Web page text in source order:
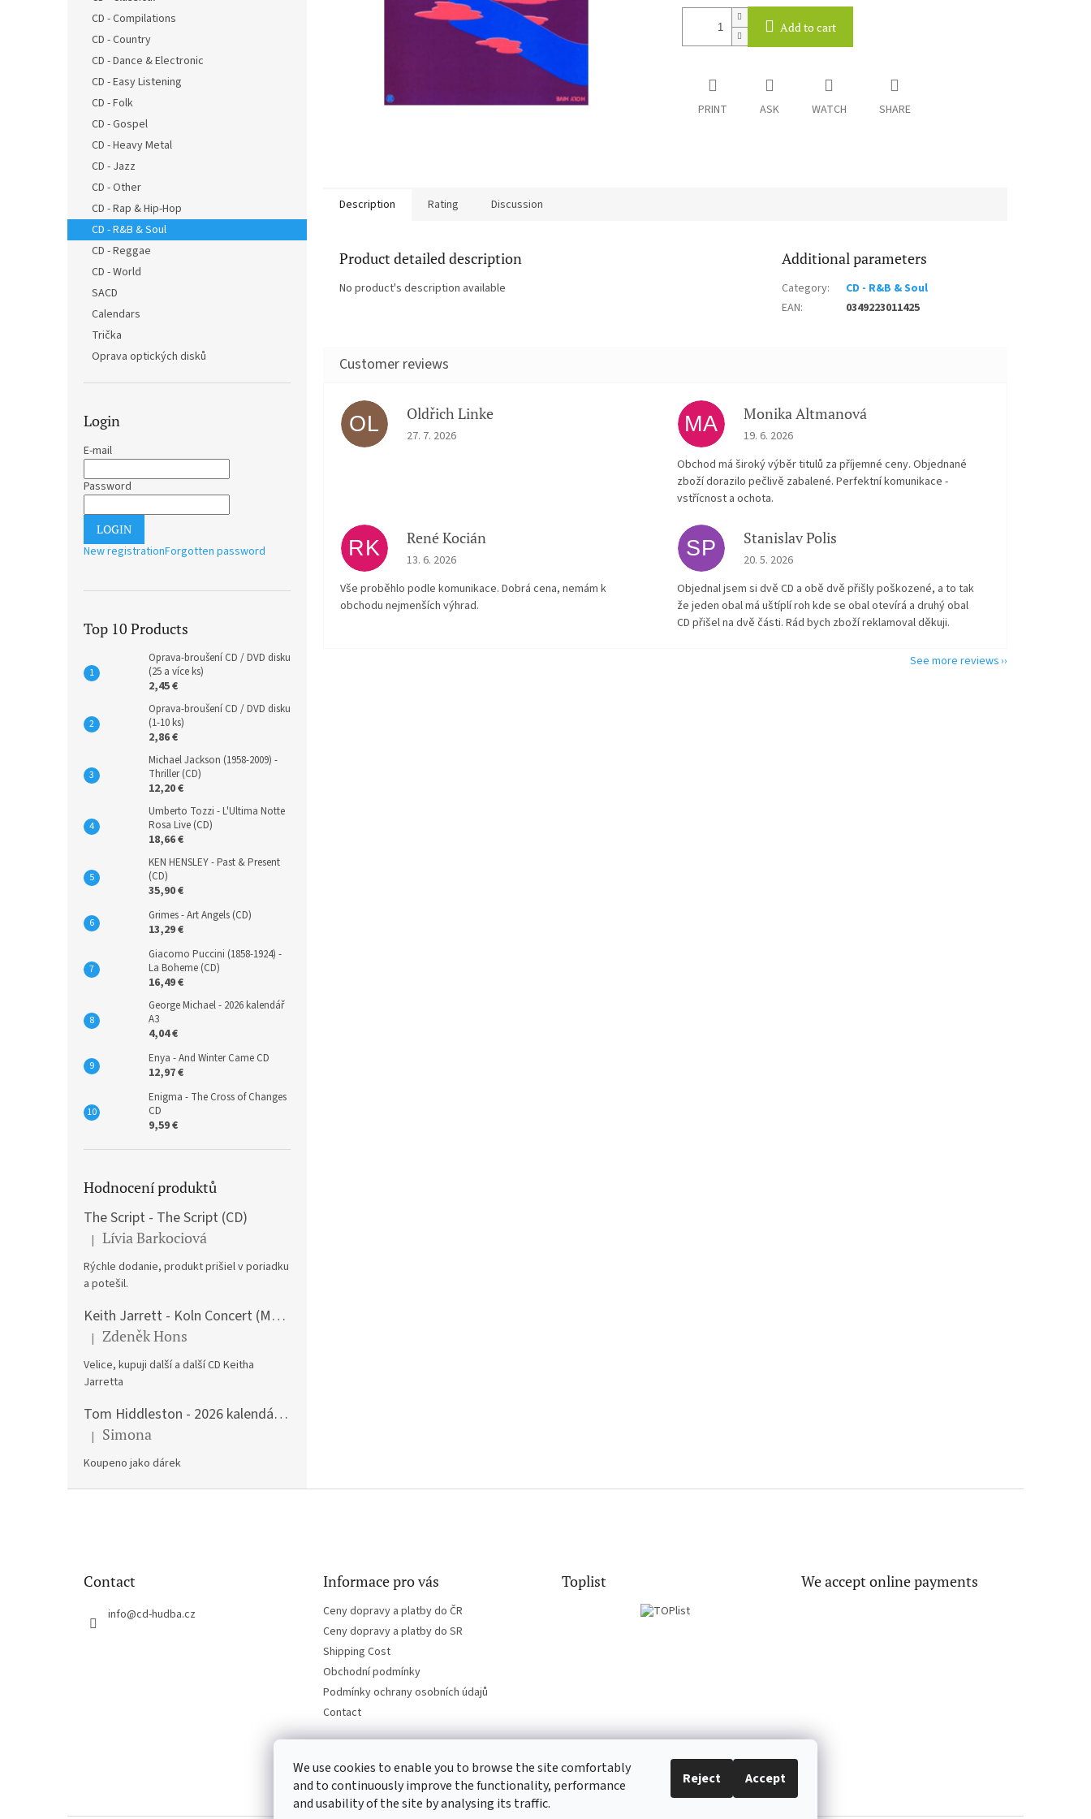
We use cookies to enable you to browse the site comfortably
and to continuously improve the functionality, performance
and usability of the site by analysing its traffic.
Reject Accept
CD - Compilations
CD - Country
CD - Dance & Electronic
CD - Easy Listening
CD - Folk
CD - Gospel
CD - Heavy Metal
CD - Jazz
CD - Other
CD - Rap & Hip-Hop
CD - R&B & Soul
CD - Reggae
CD - World
SACD
Calendars
Trička
Oprava optických disků
Login
E-mail
Password
LOGIN
New registrationForgotten password
Top 10 Products
Oprava-broušení CD / DVD disku
(25 a více ks)
2,45 €
Oprava-broušení CD / DVD disku
(1-10 ks)
2,86 €
Michael Jackson (1958-2009) -
Thriller (CD)
12,20 €
Umberto Tozzi - L'Ultima Notte
Rosa Live (CD)
18,66 €
KEN HENSLEY - Past & Present
(CD)
35,90 €
Grimes - Art Angels (CD)
13,29 €
Giacomo Puccini (1858-1924) -
La Boheme (CD)
16,49 €
George Michael - 2026 kalendář
A3
4,04 €
Enya - And Winter Came CD
12,97 €
Enigma - The Cross of Changes
CD
9,59 €
Hodnocení produktů
The Script - The Script (CD)
The product rating is 5 out of 5 stars.
| Lívia Barkociová
Rýchle dodanie, produkt prišiel v poriadku
a potešil.
Keith Jarrett - Koln Concert (Music CD)
The product rating is 5 out of 5 stars.
| Zdeněk Hons
Velice, kupuji další a další CD Keitha
Jarretta
Tom Hiddleston - 2026 kalendář A3
The product rating is 5 out of 5 stars.
| Simona
Koupeno jako dárek
Add to cart
PRINT ASK WATCH SHARE
Description Rating Discussion
Product detailed description
No product's description available
Additional parameters
Category:
CD - R&B & Soul
EAN: 0349223011425
OL Oldřich Linke
The store rating is 5 out of 5 stars.
27. 7. 2026 MA Monika Altmanová
The store rating is 5 out of 5 stars.
19. 6. 2026
Obchod má široký výběr titulů za příjemné ceny. Objednané
zboží dorazilo pečlivě zabalené. Perfektní komunikace -
vstřícnost a ochota.
RK René Kocián
The store rating is 5 out of 5 stars.
13. 6. 2026
Vše proběhlo podle komunikace. Dobrá cena, nemám k
obchodu nejmenších výhrad.
SP Stanislav Polis
The store rating is 2 out of 5 stars.
20. 5. 2026
Objednal jsem si dvě CD a obě dvě přišly poškozené, a to tak
že jeden obal má uštíplí roh kde se obal otevírá a druhý obal
CD přišel na dvě části. Rád bych zboží reklamoval děkuji.
See more reviews
Contact
info@cd-hudba.cz
Informace pro vás
Ceny dopravy a platby do ČR
Ceny dopravy a platby do SR
Shipping Cost
Obchodní podmínky
Podmínky ochrany osobních údajů
Contact
Toplist We accept online payments
EN-filmy.cz CD-Soundtrack.cz